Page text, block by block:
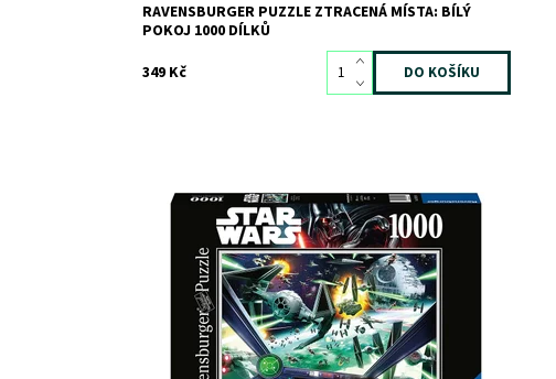
RAVENSBURGER PUZZLE ZTRACENÁ MÍSTA: BÍLÝ
POKOJ 1000 DÍLKŮ
349 Kč
Dostupnost: Skladem2
9888
RAVENSBURGER